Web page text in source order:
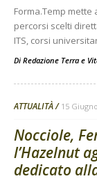
Forma.Temp
percorsi scelti
ITS, corsi
Di Redazione Terra e
ATTUALITÀ 15
Nocciole,
l’Hazelnut
dedicato